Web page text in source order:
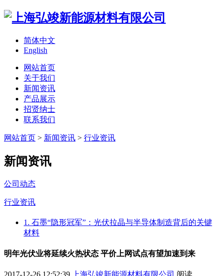
简体中文
English
网站首页
关于我们
新闻资讯
产品展示
招贤纳士
联系我们
网站首页 > 新闻资讯 > 行业资讯
新闻资讯
公司动态
行业资讯
1. 石墨“隐形冠军”：光伏拉晶与半导体制造背后的关键
材料
明年光伏业将延续火热状态 平价上网试点有望加速到来
2017-12-26 12:52:39 上海弘竣新能源材料有限公司 阅读